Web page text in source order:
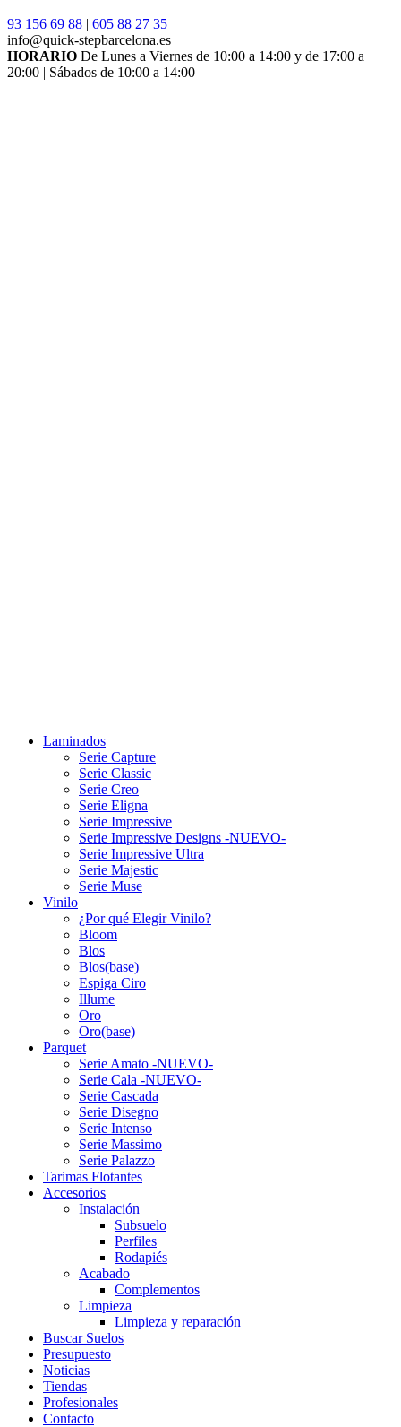
93 156 69 88 | 605 88 27 35
info@quick-stepbarcelona.es
HORARIO De Lunes a Viernes de 10:00 a 14:00 y de 17:00 a
20:00 | Sábados de 10:00 a 14:00
Laminados
Serie Capture
Serie Classic
Serie Creo
Serie Eligna
Serie Impressive
Serie Impressive Designs -NUEVO-
Serie Impressive Ultra
Serie Majestic
Serie Muse
Vinilo
¿Por qué Elegir Vinilo?
Bloom
Blos
Blos(base)
Espiga Ciro
Illume
Oro
Oro(base)
Parquet
Serie Amato -NUEVO-
Serie Cala -NUEVO-
Serie Cascada
Serie Disegno
Serie Intenso
Serie Massimo
Serie Palazzo
Tarimas Flotantes
Accesorios
Instalación
Subsuelo
Perfiles
Rodapiés
Acabado
Complementos
Limpieza
Limpieza y reparación
Buscar Suelos
Presupuesto
Noticias
Tiendas
Profesionales
Contacto